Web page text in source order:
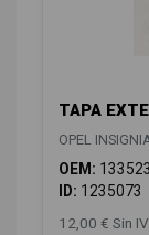
TAPA
OPEL
OEM:
ID: 1235073
12,00 € Sin